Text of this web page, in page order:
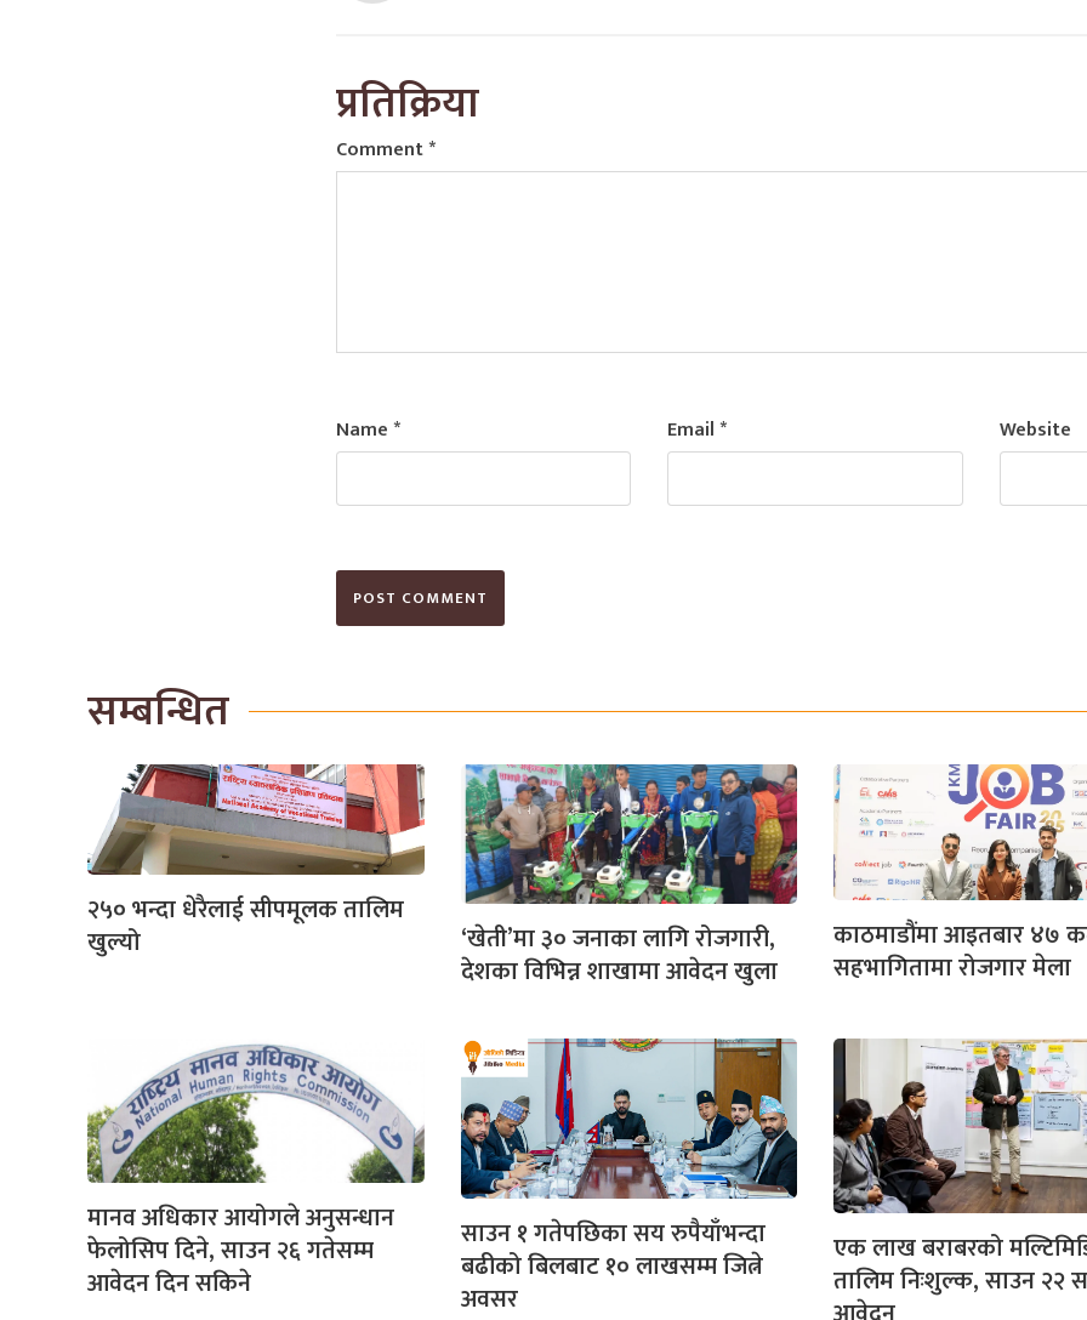
प्रतिक्रिया
Comment*
Name* Email* Website
सम्बन्धित
२५० भन्दा धेरैलाई सीपमूलक तालिम
खुल्यो ‘खेती’मा ३० जनाका लागि रोजगारी,
देशका विभिन्न शाखामा आवेदन खुला
काठमाडौंमा आइतबार ४७
सहभागितामा रोजगार मेला
मानव अधिकार आयोगले अनुसन्धान
फेलोसिप दिने, साउन २६ गतेसम्म
आवेदन दिन सकिने
साउन १ गतेपछिका सय रुपैयाँभन्दा
बढीको बिलबाट १० लाखसम्म जित्ने
अवसर
एक लाख बराबरको
तालिम निःशुल्क, साउन २२